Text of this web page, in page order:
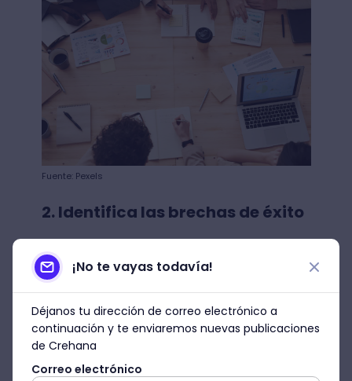
Fuente: Pexels
2. Identifica las brechas de éxito
Toda gran estrategia siempre identifica las
“brechas de éxito”. Son aquellas que
necesitas cerrar para lograr la
prosperidad y escalabilidad de un
proyecto.
Con un proceso escalable, debes descubrir
¡No te vayas todavía!
Déjanos tu dirección de correo electrónico a
continuación y te enviaremos nuevas publicaciones
de Crehana
Correo electrónico